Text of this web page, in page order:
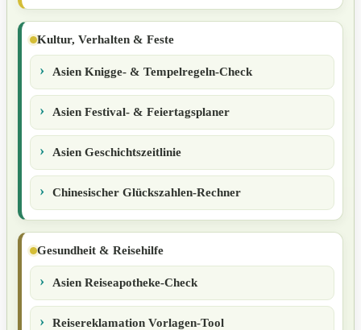
Kultur, Verhalten & Feste
Asien Knigge- & Tempelregeln-Check
Asien Festival- & Feiertagsplaner
Asien Geschichtszeitlinie
Chinesischer Glückszahlen-Rechner
Gesundheit & Reisehilfe
Asien Reiseapotheke-Check
Reisereklamation Vorlagen-Tool